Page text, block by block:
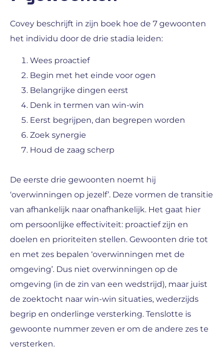
Covey beschrijft in zijn boek hoe de 7 gewoonten
het individu door de drie stadia leiden:
Wees proactief
Begin met het einde voor ogen
Belangrijke dingen eerst
Denk in termen van win-win
Eerst begrijpen, dan begrepen worden
Zoek synergie
Houd de zaag scherp
De eerste drie gewoonten noemt hij
‘overwinningen op jezelf’. Deze vormen de transitie
van afhankelijk naar onafhankelijk. Het gaat hier
om persoonlijke effectiviteit: proactief zijn en
doelen en prioriteiten stellen. Gewoonten drie tot
en met zes bepalen ‘overwinningen met de
omgeving’. Dus niet overwinningen op de
omgeving (in de zin van een wedstrijd), maar juist
de zoektocht naar win-win situaties, wederzijds
begrip en onderlinge versterking. Tenslotte is
gewoonte nummer zeven er om de andere zes te
versterken.